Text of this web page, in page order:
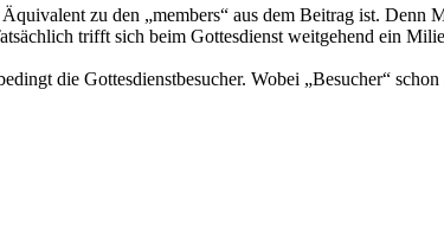
zu den „members“ aus dem Beitrag ist.
trifft sich beim Gottesdienst weitgehend ein
die Gottesdienstbesucher. Wobei „Besucher“